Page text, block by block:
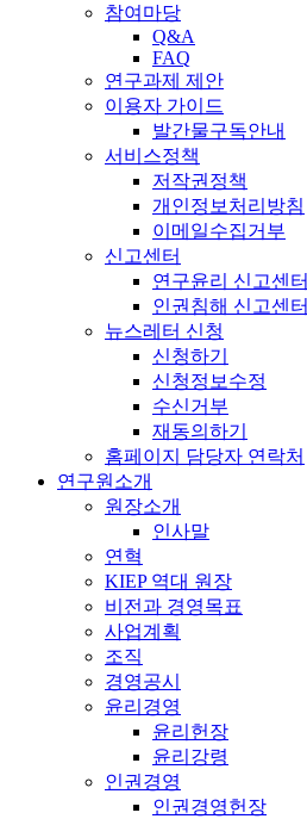
참여마당
Q&A
FAQ
연구과제 제안
이용자 가이드
발간물구독안내
서비스정책
저작권정책
개인정보처리방침
이메일수집거부
신고센터
연구윤리 신고센터
인권침해 신고센터
뉴스레터 신청
신청하기
신청정보수정
수신거부
재동의하기
홈페이지 담당자 연락처
연구원소개
원장소개
인사말
연혁
KIEP 역대 원장
비전과 경영목표
사업계획
조직
경영공시
윤리경영
윤리헌장
윤리강령
인권경영
인권경영헌장